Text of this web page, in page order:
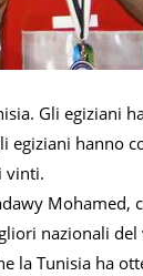
Gli egiziani
egiziani hanno
vinti.
nazionali
la Tunisia ha